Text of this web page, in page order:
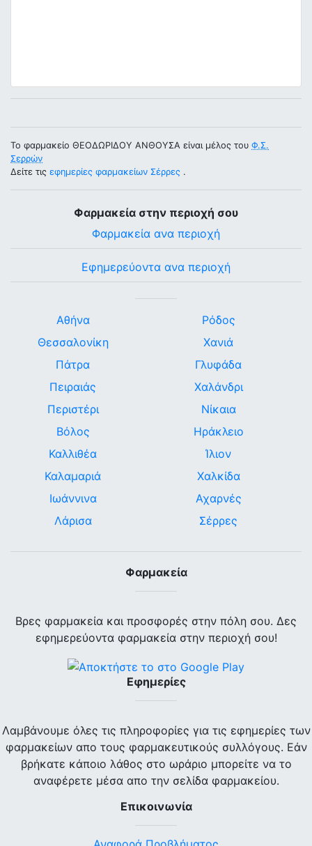
Το φαρμακείο ΘΕΟΔΩΡΙΔΟΥ ΑΝΘΟΥΣΑ είναι μέλος του Φ.Σ.
Σερρών
Δείτε τις εφημερίες φαρμακείων Σέρρες .
Φαρμακεία στην περιοχή σου
Φαρμακεία ανα περιοχή
Εφημερεύοντα ανα περιοχή
Αθήνα
Θεσσαλονίκη
Πάτρα
Πειραιάς
Περιστέρι
Βόλος
Καλλιθέα
Καλαμαριά
Ιωάννινα
Λάρισα
Ρόδος
Χανιά
Γλυφάδα
Χαλάνδρι
Νίκαια
Ηράκλειο
Ίλιον
Χαλκίδα
Αχαρνές
Σέρρες
Φαρμακεία
Βρες φαρμακεία και προσφορές στην πόλη σου. Δες
εφημερεύοντα φαρμακεία στην περιοχή σου!
Εφημερίες
Λαμβάνουμε όλες τις πληροφορίες για τις εφημερίες των
φαρμακείων απο τους φαρμακευτικούς συλλόγους. Εάν
βρήκατε κάποιο λάθος στο ωράριο μπορείτε να το
αναφέρετε μέσα απο την σελίδα φαρμακείου.
Επικοινωνία